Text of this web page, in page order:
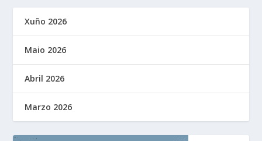
Xuño 2026
Maio 2026
Abril 2026
Marzo 2026